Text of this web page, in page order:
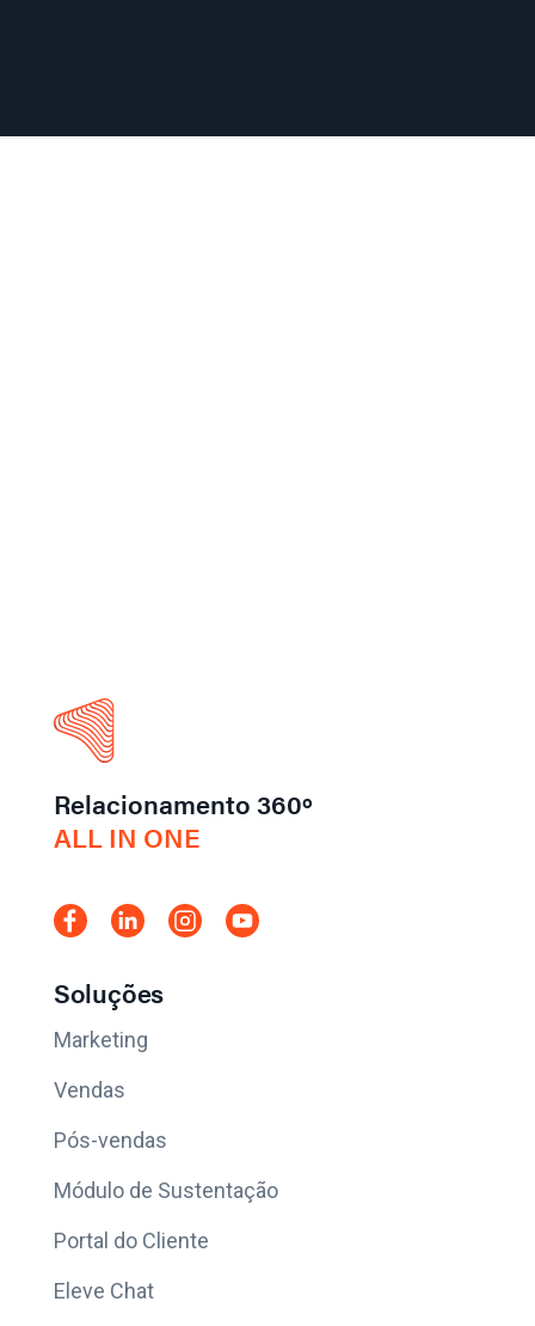
Relacionamento 360º
ALL IN ONE
Soluções
Marketing
Vendas
Pós-vendas
Módulo de Sustentação
Portal do Cliente
Eleve Chat